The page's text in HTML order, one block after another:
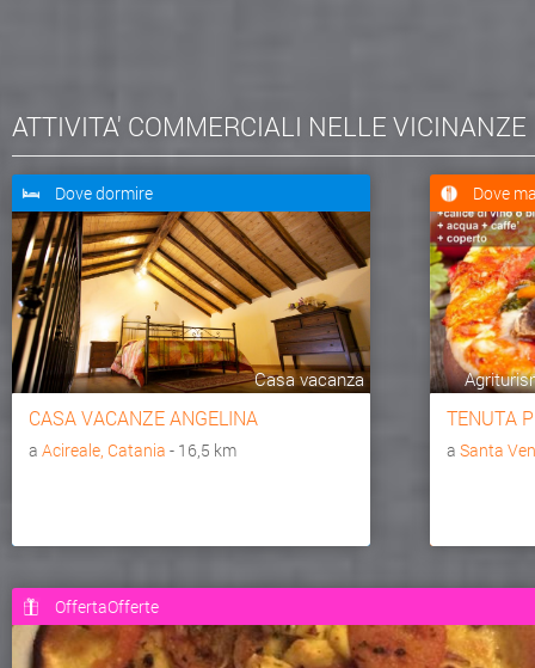
ATTIVITA' COMMERCIALI NELLE VICINANZE
Dove dormire
Casa vacanza
CASA VACANZE ANGELINA
a Acireale, Catania - 16,5 km
Dove
TENUTA
a Santa
OffertaOfferte